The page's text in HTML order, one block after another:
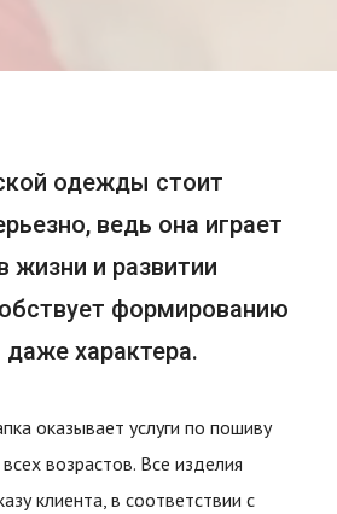
одежды стоит
ведь она играет
жизни и развитии
формированию
даже характера.
оказывает услуги по пошиву
возрастов. Все изделия
клиента, в соответствии с